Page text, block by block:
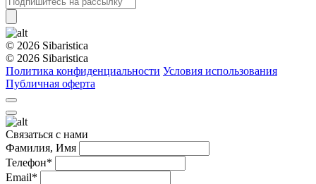
© 2026 Sibaristica
© 2026 Sibaristica
Политика конфиденциальности Условия использования
Публичная оферта
Связаться с нами
Фамилия, Имя
Телефон*
Email*